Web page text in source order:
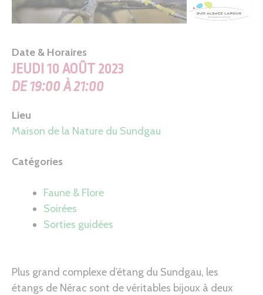
Date & Horaires
JEUDI 10 AOÛT 2023
DE 19:00 À 21:00
Lieu
Maison de la Nature du Sundgau
Catégories
Faune & Flore
Soirées
Sorties guidées
Plus grand complexe d’étang du Sundgau, les
étangs de Nérac sont de véritables bijoux à deux